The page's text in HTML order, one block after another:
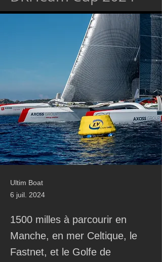
Ultim Boat
6 juil. 2024
1500 milles à parcourir en
Manche, en mer Celtique, le
Fastnet, et le Golfe de